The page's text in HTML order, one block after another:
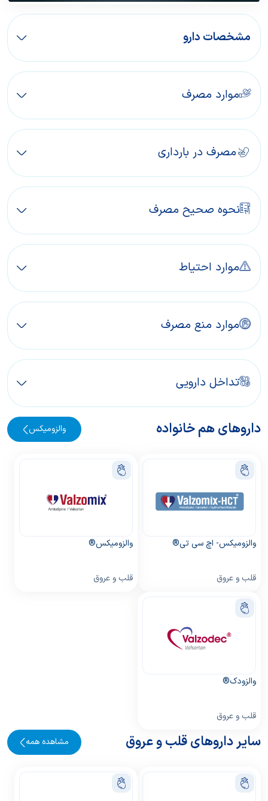
مشخصات دارو
موارد مصرف
مصرف در بارداری
نحوه صحیح مصرف
موارد احتیاط
موارد منع مصرف
تداخل دارویی
داروهای هم خانواده والزومیکس
والزومیکس- اچ سی تی®
قلب و عروق
والزومیکس®
قلب و عروق
والزودک®
قلب و عروق
سایر داروهای قلب و عروق مشاهده همه